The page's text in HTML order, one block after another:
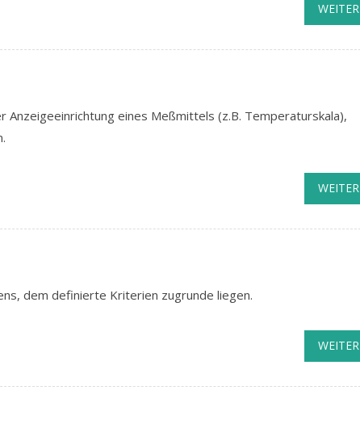
WEITER
eines Meßmittels (z.B. Temperaturskala),
WEITER
dem definierte Kriterien zugrunde liegen.
WEITER